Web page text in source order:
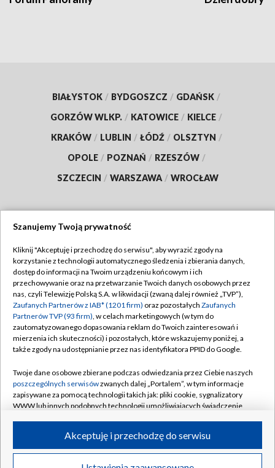
BIAŁYSTOK / BYDGOSZCZ / GDAŃSK /
GORZÓW WLKP. / KATOWICE / KIELCE /
KRAKÓW / LUBLIN / ŁÓDŹ / OLSZTYN /
OPOLE / POZNAŃ / RZESZÓW /
SZCZECIN / WARSZAWA / WROCŁAW
TVP
Abonament TVP
Emisja w TVP
Centrum informacji TVP
Naziemna Telewizja Cyfrowa
Rada Programowa
System NOS
Informacje o nadawcy
Program dla prasy
Regulamin TVP
Polityka prywatności
Moje zgody
Pomoc
Kontakt
Kanały
©2026 Telewizja Polska S.A. w likwidacji
Szanujemy Twoją prywatność
Kliknij "Akceptuję i przechodzę do serwisu", aby wyrazić zgody na
korzystanie z technologii automatycznego śledzenia i zbierania danych,
dostęp do informacji na Twoim urządzeniu końcowym i ich
przechowywanie oraz na przetwarzanie Twoich danych osobowych przez
nas, czyli Telewizję Polską S.A. w likwidacji (zwaną dalej również „TVP”),
Zaufanych Partnerów z IAB* (1201 firm) oraz pozostałych Zaufanych
Partnerów TVP (93 firm), w celach marketingowych (w tym do
zautomatyzowanego dopasowania reklam do Twoich zainteresowań i
mierzenia ich skuteczności) i pozostałych, które wskazujemy poniżej, a
także zgody na udostępnianie przez nas identyfikatora PPID do Google.
Twoje dane osobowe zbierane podczas odwiedzania przez Ciebie naszych
poszczególnych serwisówzwanych dalej „Portalem”, w tym informacje
zapisywane za pomocą technologii takich jak: pliki cookie, sygnalizatory
WWW lub innych podobnych technologii umożliwiających świadczenie
ruchu w Internecie.
Twoje dane osobowe zbierane podczas odwiedzania przez Ciebie
Akceptuję i przechodzę do serwisu